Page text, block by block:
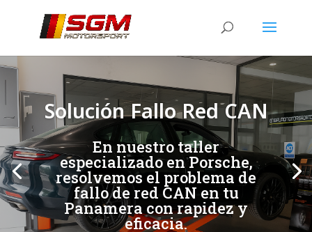
Solución Fallo Red CAN
En nuestro taller
especializado en Porsche,
resolvemos el problema de
fallo de red CAN en tu
Panamera con rapidez y
eficacia.
[/et_pb_slide]